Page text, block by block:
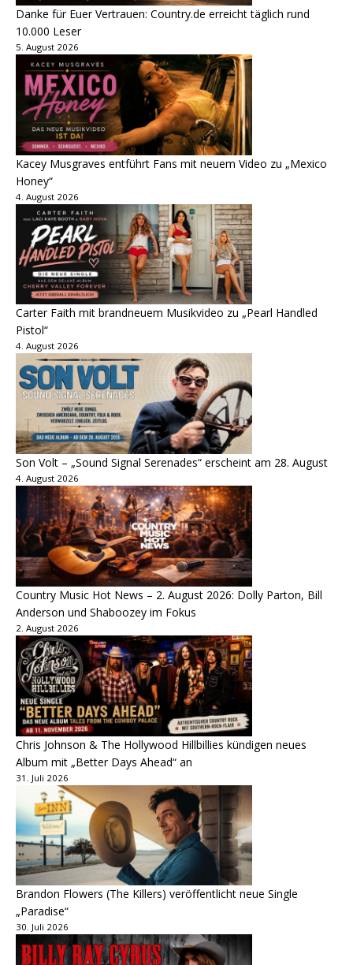
Danke für Euer Vertrauen: Country.de erreicht täglich rund
10.000 Leser
5. August 2026
Kacey Musgraves entführt Fans mit neuem Video zu „Mexico
Honey“
4. August 2026
Carter Faith mit brandneuem Musikvideo zu „Pearl Handled
Pistol“
4. August 2026
Son Volt – „Sound Signal Serenades“ erscheint am 28. August
4. August 2026
Country Music Hot News – 2. August 2026: Dolly Parton, Bill
Anderson und Shaboozey im Fokus
2. August 2026
Chris Johnson & The Hollywood Hillbillies kündigen neues
Album mit „Better Days Ahead“ an
31. Juli 2026
Brandon Flowers (The Killers) veröffentlicht neue Single
„Paradise“
30. Juli 2026